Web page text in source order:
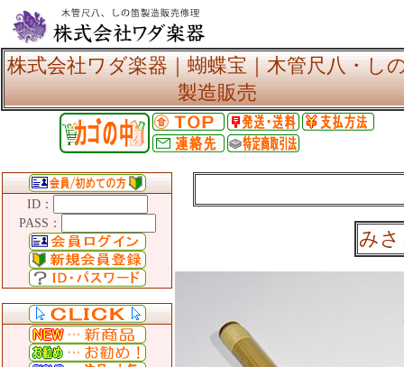
株式会社ワダ楽器｜蝴蝶宝｜木管尺八・し
製造販売
ID：
PASS：
み